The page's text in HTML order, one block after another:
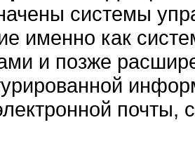
системы
именно как
и позже
почты,